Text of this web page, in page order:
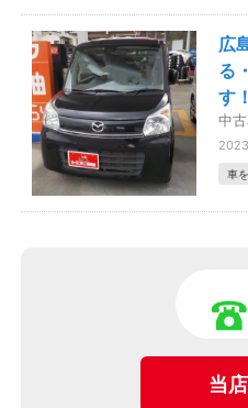
広
る
す
中
車
当